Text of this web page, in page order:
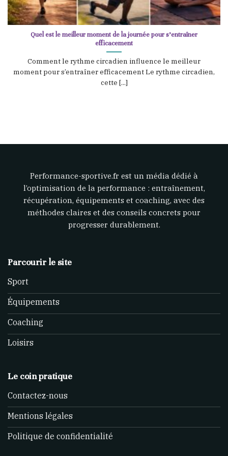
Quel est le meilleur moment de la journée pour s’entraîner
efficacement
Comment le rythme circadien influence le meilleur
moment pour s’entraîner efficacement Le rythme circadien,
cette [...]
Performance-sportive.fr est un média dédié à
l’optimisation de la performance : entraînement,
récupération, équipements et coaching, avec des
méthodes claires et des conseils concrets pour
progresser durablement.
Parcourir le site
Sport
Équipements
Coaching
Loisirs
Le coin pratique
Contactez-nous
Mentions légales
Politique de confidentialité